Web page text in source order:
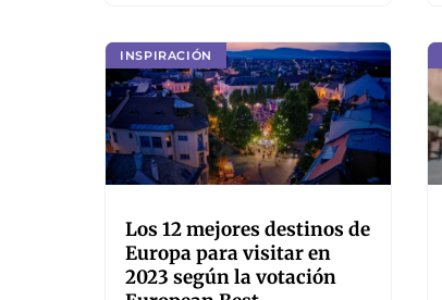
INSPIRACIÓN
Los 12 mejores destinos de
Europa para visitar en
2023 según la votación